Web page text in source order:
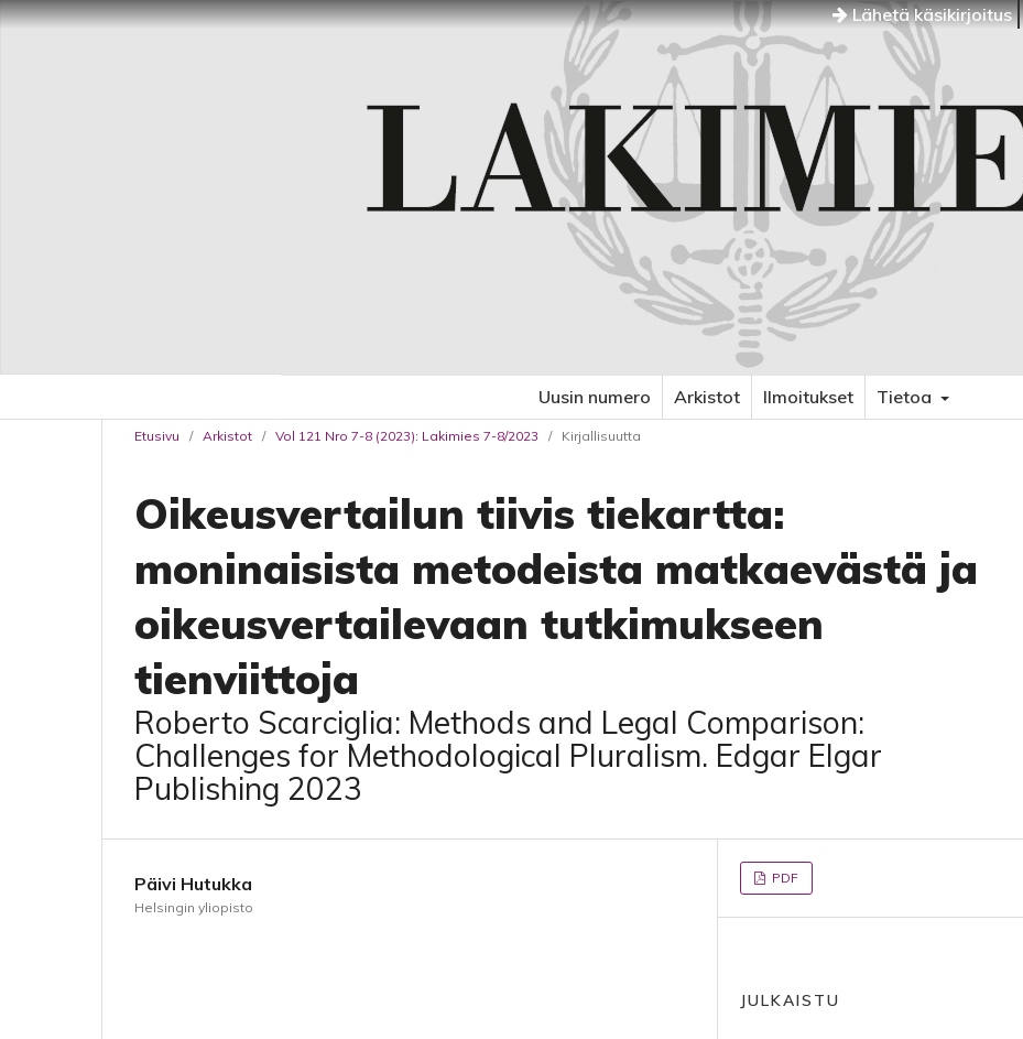
Lähetä käsikirjoitus
Uusin numero Arkistot Ilmoitukset Tietoa
Etusivu / Arkistot / Vol 121 Nro 7-8 (2023): Lakimies 7-8/2023 / Kirjallisuutta
Oikeusvertailun tiivis tiekartta:
moninaisista metodeista matkaevästä ja
oikeusvertailevaan tutkimukseen
tienviittoja
Roberto Scarciglia: Methods and Legal Comparison:
Challenges for Methodological Pluralism. Edgar Elgar
Publishing 2023
Päivi Hutukka
Helsingin yliopisto
PDF
JULKAISTU